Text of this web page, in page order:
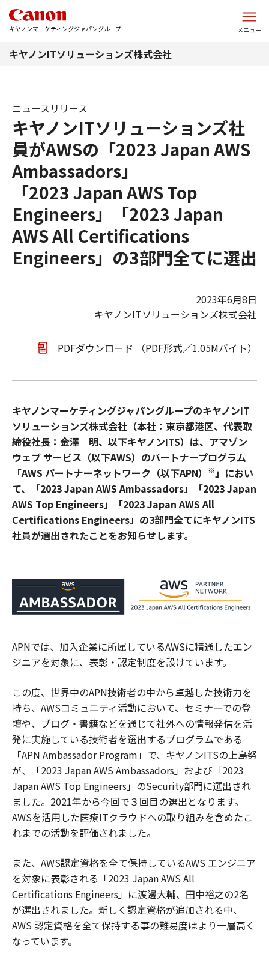
キヤノンマーケティングジャパングループ メニュー
キヤノンITソリューションズ株式会社
キヤノンITソリューションズ社
員がAWSの「2023 Japan AWS
Ambassadors」
「2023 Japan AWS Top
Engineers」「2023 Japan
AWS All Certifications
Engineers」の3部門全てに選出
ニュースリリース
2023年6月8日
キヤノンITソリューションズ株式会社
PDFダウンロード （PDF形式／1.05Mバイト）
キヤノンマーケティングジャパングループのキヤノンIT
ソリューションズ株式会社（本社：東京都港区、代表取
締役社長：金澤 明、以下キヤノンITS）は、アマゾン
ウェブ サービス（以下AWS）のパートナープログラム
「AWS パートナーネットワーク（以下APN）
※」におい
て、「2023 Japan AWS Ambassadors」「2023 Japan
AWS Top Engineers」「2023 Japan AWS All
Certifications Engineers」の3部門全てにキヤノンITS
社員が選出されたことをお知らせします。
APNでは、加入企業に所属しているAWSに精通したエン
ジニアを対象に、表彰・認定制度を設けています。
この度、世界中のAPN技術者の中から卓越した技術力を
持ち、AWSコミュニティ活動において、セミナーでの登
壇や、ブログ・書籍などを通じて社外への情報発信を活
発に実施している技術者を選出するプログラムである
「APN Ambassador Program」で、キヤノンITSの上島努
が、「2023 Japan AWS Ambassadors」および「2023
Japan AWS Top Engineers」のSecurity部門に選出され
ました。2021年から今回で３回目の選出となります。
AWSを活用した医療ITクラウドへの取り組みを含めたこ
れまでの活動を評価されました。
また、AWS認定資格を全て保持しているAWS エンジニア
を対象に表彰される「2023 Japan AWS All
Certifications Engineers」に渡邊大輔、田中裕之の2名
が選出されました。新しく認定資格が追加される中、
AWS 認定資格を全て保持する事の難易度はより一層高く
なっています。